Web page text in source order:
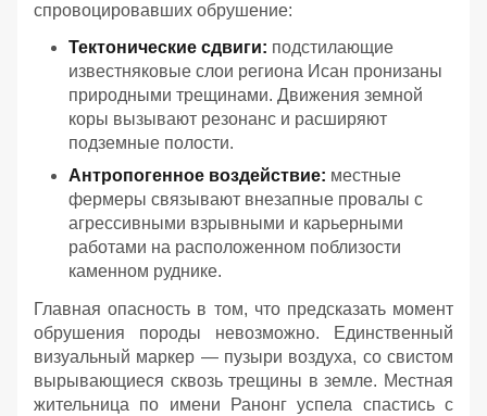
спровоцировавших обрушение:
Тектонические сдвиги: подстилающие
известняковые слои региона Исан пронизаны
природными трещинами. Движения земной
коры вызывают резонанс и расширяют
подземные полости.
Антропогенное воздействие: местные
фермеры связывают внезапные провалы с
агрессивными взрывными и карьерными
работами на расположенном поблизости
каменном руднике.
Главная опасность в том, что предсказать момент
обрушения породы невозможно. Единственный
визуальный маркер — пузыри воздуха, со свистом
вырывающиеся сквозь трещины в земле. Местная
жительница по имени Ранонг успела спастись с